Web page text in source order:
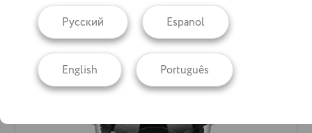
Русский Espanol
English Português